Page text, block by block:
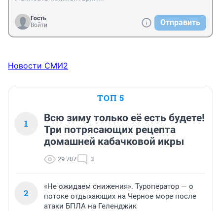
Гость
Войти
Отправить
Новости СМИ2
ТОП 5
1
Всю зиму только её есть будете!
Три потрясающих рецепта
домашней кабачковой икры
29 707 3
2
«Не ожидаем снижения». Туроператор — о
потоке отдыхающих на Черное море после
атаки БПЛА на Геленджик